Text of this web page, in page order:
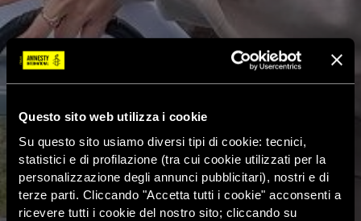
Questo sito web utilizza i cookie
Su questo sito usiamo diversi tipi di cookie: tecnici,
statistici e di profilazione (tra cui cookie utilizzati per la
personalizzazione degli annunci pubblicitari), nostri e di
terze parti. Cliccando "Accetta tutti i cookie" acconsenti a
ricevere tutti i cookie del nostro sito; cliccando su